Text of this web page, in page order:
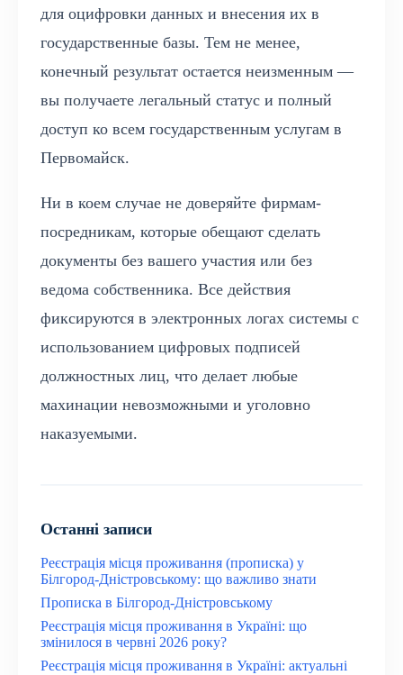
для оцифровки данных и внесения их в
государственные базы. Тем не менее,
конечный результат остается неизменным —
вы получаете легальный статус и полный
доступ ко всем государственным услугам в
Первомайск.
Ни в коем случае не доверяйте фирмам-
посредникам, которые обещают сделать
документы без вашего участия или без
ведома собственника. Все действия
фиксируются в электронных логах системы с
использованием цифровых подписей
должностных лиц, что делает любые
махинации невозможными и уголовно
наказуемыми.
Останні записи
Реєстрація місця проживання (прописка) у
Білгород-Дністровському: що важливо знати
Прописка в Білгород-Дністровському
Реєстрація місця проживання в Україні: що
змінилося в червні 2026 року?
Реєстрація місця проживання в Україні: актуальні